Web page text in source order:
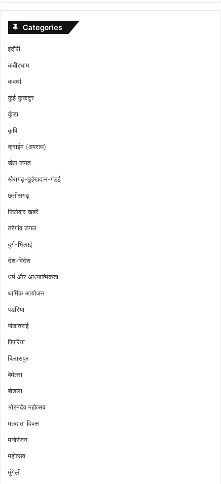
Categories
इंदौरी
कबीरधाम
कवर्धा
कुई कुकदुर
कुंडा
कृषि
क्राईम (अपराध)
खेल जगत
खैरागढ़-छुईखदान-गंडई
छत्तीसगढ़
जिलेवार ख़बरें
तरेगांव जंगल
दुर्ग-भिलाई
देश-विदेश
धर्म और आध्यात्मिकता
धार्मिक आयोजन
पंडरिया
पांडातराई
पिपरिया
बिलासपुर
बेमेतरा
बोडला
भोरमदेव महोत्सव
मतदाता दिवस
मनोरंजन
महोत्सव
मुंगेली